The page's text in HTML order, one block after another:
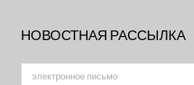
НОВОСТНАЯ РАССЫЛКА